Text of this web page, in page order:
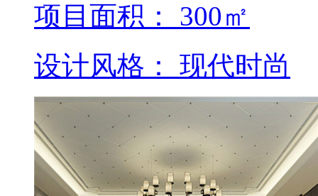
项目面积： 300㎡
设计风格： 现代时尚